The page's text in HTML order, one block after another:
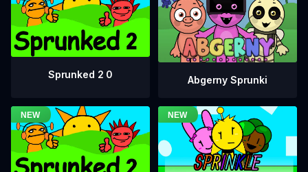
Sprunked 2 0
Abgerny Sprunki